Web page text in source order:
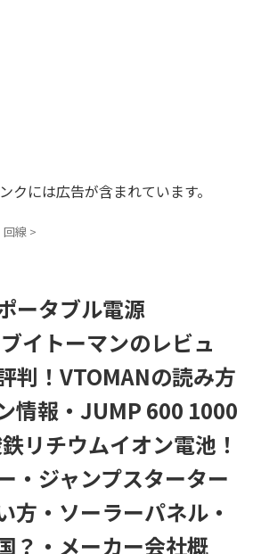
クには広告が含まれています。
回線 >
ータブル電源
ブイトーマンのレビュ
判！VTOMANの読み方
情報・JUMP 600 1000
リチウムイオン電池！
・ジャンプスターター
方・ソーラーパネル・
？・メーカー会社概